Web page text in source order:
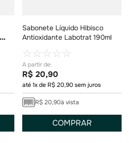
Sabonete Líquido Hibisco
Antioxidante Labotrat 190ml
☆☆☆☆☆
R$ 20,90
até1x de R$20,90sem juros
R$ 20,90à vista
COMPRAR